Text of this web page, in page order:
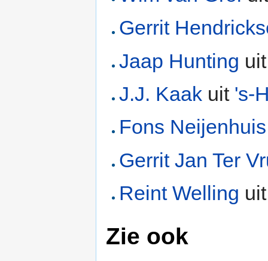
Gerrit
Jaap Hunting
J.J. Kaak uit 's-
Fons Neijenhuis
Gerrit Jan Ter
Reint Welling
Zie ook